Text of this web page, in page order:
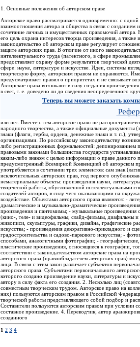
1. Основные положения об авторском праве
Авторское право рассматривается одновременно: с
взаимоотношения автора и общества в связи с
сочетание личных и имущественных правомочий автора.
его цель охрана интересов творца произведения, а
законодательство об авторском праве регулирует
защите авторских прав. В отличие от иного
интеллектуального труда (патентного, в сфере
предоставляет охрану форме результатов творческой
сфере: науке, литературе и искусстве. Идеи, системы
творческую форму, авторским правом не охраняются.
предусматривает правил о приоритетах и не связывает
Авторские права возникают в силу создания
в свет, т. е. доведено ли до сведения неопределенного
Теперь вы можете заказать
или нет. Вместе с тем авторское право не
народного творчества, а также официальные документы
знаки (флаги, гербы, ордена, денежные знаки и т. п.),
организациями. По российскому законодательству
либо регистрационных формальностей: депонированием
правовыми законами большинства государств
каким-либо знаком с целью информации о праве данного
предусмотренный Всемирной Конвенцией об авторском
употребляется в сочетании трех элементов: сам знак
исключительных авторских прав, год первого
нематериальные объекты: произведения науки,
творческой работы, обусловленной интеллектуальными
создателей-авторов, в силу чего оказывающими на
воздействие. Объектами авторского права являются: -
драматические и музыкально-драматические
произведения и пантомимы; - музыкальные произведения
(кино-, теле- и видеофильмы, слайд-фильмы, диафильмы и
живописи, скульптуры, графики, дизайна, графические
искусства; - произведения декоративно-прикладного и
градостроительства и садово-паркового искусства; -
способами, аналогичными фотографии; -
пластические произведения, относящиеся к географии,
соответствии с законодательством авторские права на
авторского права (правообладателем авторских прав)
лица. В связи с этим закон различает субъектов
авторского права. Субъектами первоначального
которого создано произведение науки, литературы и
автору в силу факта его создания. 2. Несколько лиц
совместным творческим трудом. Авторское право на
них) пользуются авторским правом в Российской
творческой работы представляющего собой подбор и
Составители пользуются авторским правом при условии
составное произведение. 4. Переводчик, автор
созданного
1 2 3 4